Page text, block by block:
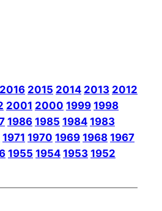
2016 2015 2014 2013 2012
2001 2000 1999 1998
1986 1985 1984 1983
1971 1970 1969 1968 1967
1955 1954 1953 1952